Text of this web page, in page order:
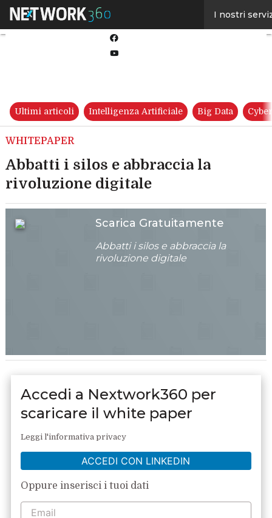
I nostri
Ultimi articoli Intelligenza Artificiale Big Data
WHITEPAPER
Abbatti i silos e abbraccia la
rivoluzione digitale
Scarica Gratuitamente
Abbatti i silos e abbraccia la
rivoluzione digitale
Accedi a Nextwork360 per
scaricare il white paper
Leggi l'informativa privacy
ACCEDI CON LINKEDIN
Oppure inserisci i tuoi dati